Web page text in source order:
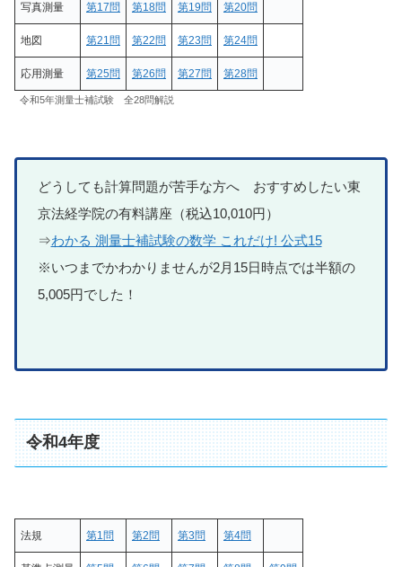
写真測量 第17問 第18問 第19問 第20問
地図 第21問 第22問 第23問 第24問
応用測量 第25問 第26問 第27問 第28問
令和5年測量士補試験 全28問解説
どうしても計算問題が苦手な方へ おすすめしたい東
京法経学院の有料講座（税込10,010円）
⇒わかる 測量士補試験の数学 これだけ! 公式15
※いつまでかわかりませんが2月15日時点では半額の
5,005円でした！
令和4年度
法規 第1問 第2問 第3問 第4問